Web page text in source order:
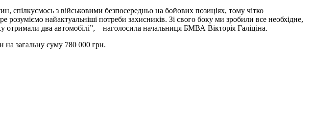
спілкуємось з військовими безпосередньо на бойових позиціях, тому чітко
найактуальніші потреби захисників. Зі свого боку ми зробили все необхідне,
отримали два автомобілі”, – наголосила начальниця БМВА Вікторія Галіціна.
на загальну суму 780 000 грн.